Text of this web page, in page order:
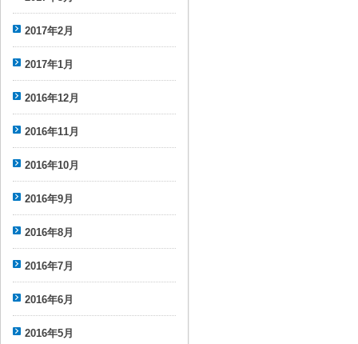
2017年2月
2017年1月
2016年12月
2016年11月
2016年10月
2016年9月
2016年8月
2016年7月
2016年6月
2016年5月